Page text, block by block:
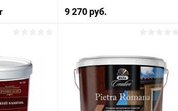
Сравнение
В наличии
внутренних работ
9 270 руб.
В корзину
Купить в 1 клик Сравнение
В избранное В наличии